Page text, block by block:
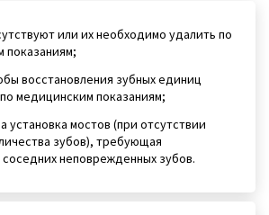
или их необходимо удалить по
показаниям;
восстановления зубных единиц
медицинским показаниям;
установка мостов (при отсутствии
зубов), требующая
неповрежденных зубов.